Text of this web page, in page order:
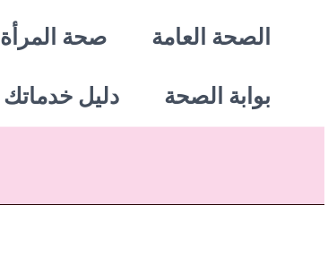
تخطيالصحة العامة صحة المرأة
بوابة الصحة دليل خدماتك